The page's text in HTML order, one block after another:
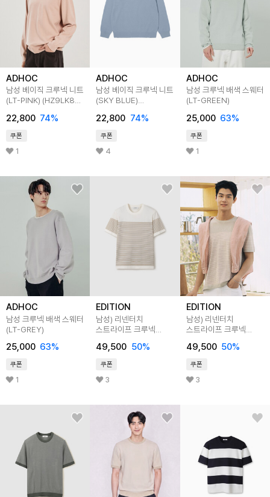
ADHOC
남성 베이직 크루넥 니트
(LT-PINK) (HZ9LK80-
22,800 74%
쿠폰
1
ADHOC
남성 베이직 크루넥 니트
(SKY BLUE)
22,800 74%
쿠폰
4
ADHOC
남성 크루넥 배색 스웨터
(LT-GREEN)
25,000 63%
쿠폰
1
ADHOC
남성 크루넥 배색 스웨터
(LT-GREY)
25,000 63%
쿠폰
1
EDITION
남성) 리넨터치
스트라이프 크루넥
49,500 50%
쿠폰
3
EDITION
남성) 리넨터치
스트라이프 크루넥
49,500 50%
쿠폰
3